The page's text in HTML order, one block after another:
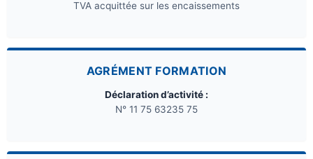
TVA acquittée sur les encaissements
AGRÉMENT FORMATION
Déclaration d’activité :
N° 11 75 63235 75